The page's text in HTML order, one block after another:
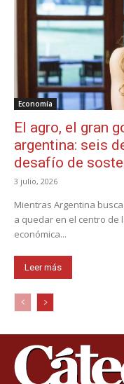
Economía
El agro, el gran
argentina: seis
desafío de
3 julio, 2026
Mientras Argentina
a quedar en el centro de
económica...
Leer más